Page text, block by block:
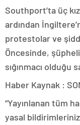
Southport’ta üç
ardından
protestolar ve
Öncesinde,
sığınmacı olduğu
Haber Kaynak :
“Yayınlanan tüm
yasal